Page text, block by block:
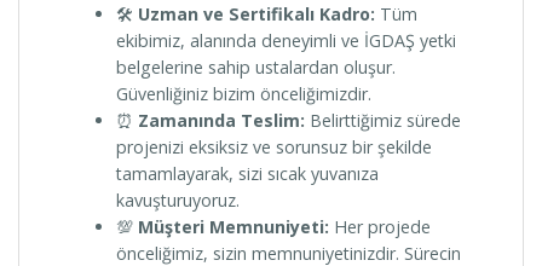
🛠️ Uzman ve Sertifikalı Kadro: Tüm
ekibimiz, alanında deneyimli ve İGDAŞ yetki
belgelerine sahip ustalardan oluşur.
Güvenliğiniz bizim önceliğimizdir.
⏰ Zamanında Teslim: Belirttiğimiz sürede
projenizi eksiksiz ve sorunsuz bir şekilde
tamamlayarak, sizi sıcak yuvanıza
kavuşturuyoruz.
💯 Müşteri Memnuniyeti: Her projede
önceliğimiz, sizin memnuniyetinizdir. Sürecin